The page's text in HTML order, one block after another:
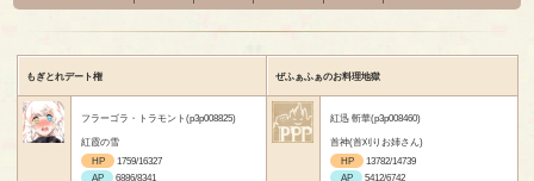
もぎとれデート権 ぜふぁふぁのお料理地獄
フラーゴラ・トラモント(p3p008825)
紅霞の雪
HP
1759/16327
AP
6886/8341
紅迅 斬華(p3p008460)
首神(首刈りお姉さん)
HP
13782/14739
AP
5412/6742